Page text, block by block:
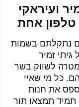
ועיראקי
אחת
נתקלתם בשמות
גיתי זמיר
לשווק בשר
כל מי שאיי
את חנות
תמצאו תור